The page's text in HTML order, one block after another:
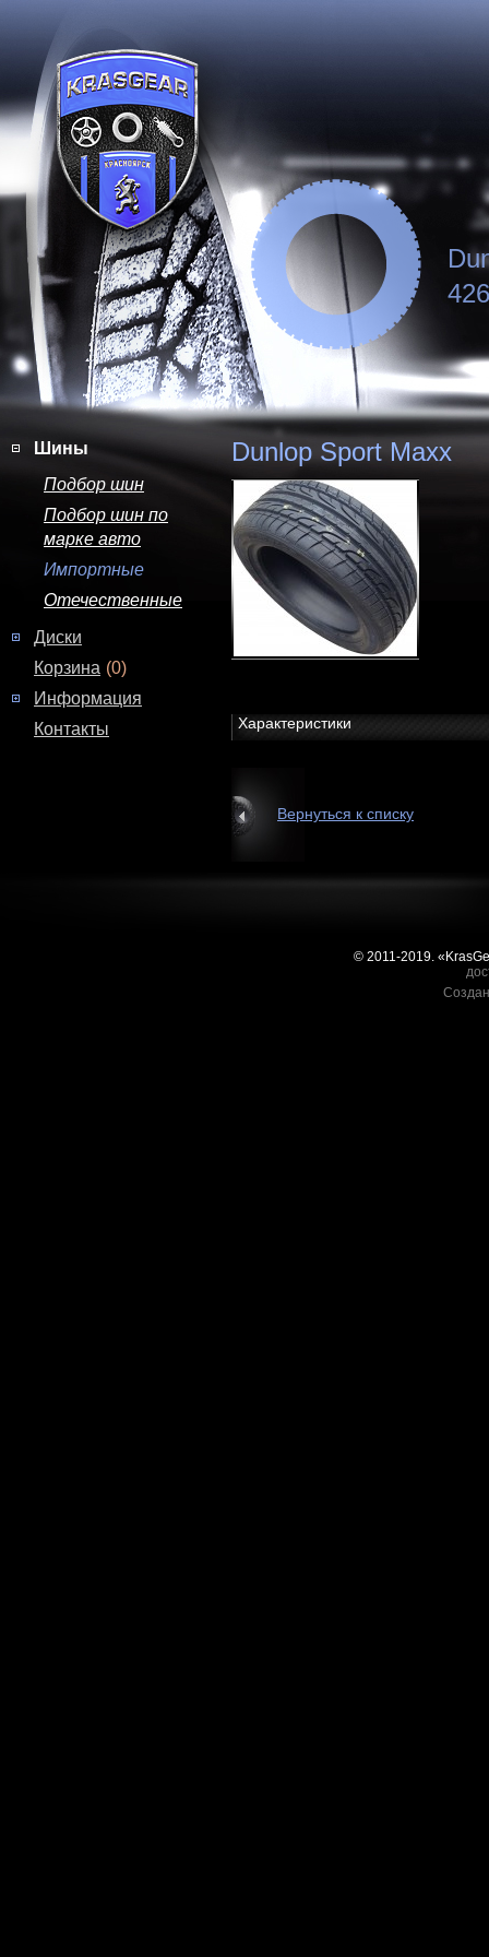
Шины
Подбор шин
Подбор шин по
марке авто
Импортные
Отечественные
Диски
Корзина (0)
Информация
Контакты
Dunlop Sport Maxx
Характеристики
Вернуться к списку
© 2011-2019.